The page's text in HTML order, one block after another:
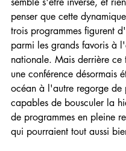
penser que cette
trois programmes figurent
parmi les grands favoris à
nationale. Mais derrière ce
une conférence désormais
océan à l'autre regorge de
capables de bousculer la
de programmes en pleine
qui pourraient tout aussi